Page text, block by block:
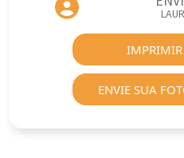
IMPRIMIR
ENVIE SUA